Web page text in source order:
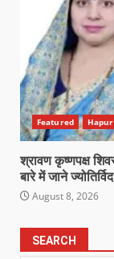
Featured
श्रावण कृष्णपक्ष
बारे में जाने
August 8, 2026
SEARCH